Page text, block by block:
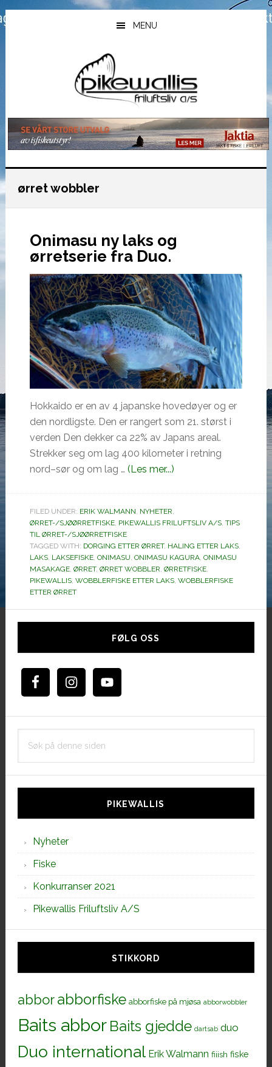
Hopp
til
Hopp
til
Hopp
til
MENU
ørret wobbler
Onimasu ny laks og
ørretserie fra Duo.
Hokkaido er en av 4 japanske hovedøyer og er
den nordligste. Den er rangert som 21. størst i
verden Den dekker ca 22% av Japans areal.
Strekker seg om lag 400 kilometer i retning
nord–sør og om lag … (Les mer...)omOnimasu
og
fra
Duo.
FILED UNDER: ERIK WALMANN, NYHETER,
ØRRET-/SJØØRRETFISKE, PIKEWALLIS FRILUFTSLIV A/S, TIPS
TIL ØRRET-/SJØØRRETFISKE
TAGGED WITH: DORGING ETTER ØRRET, HALING ETTER LAKS,
LAKS, LAKSEFISKE, ONIMASU, ONIMASU KAGURA, ONIMASU
MASAKAGE, ØRRET, ØRRET WOBBLER, ØRRETFISKE,
PIKEWALLIS, WOBBLERFISKE ETTER LAKS, WOBBLERFISKE
ETTER ØRRET
Hoved
FØLG OSS
PIKEWALLIS
Nyheter
Fiske
Konkurranser 2021
Pikewallis Friluftsliv A/S
STIKKORD
abborabborfiske abborfiske på mjøsa abborwobbler
Baits abbor Baits gjedde dartsab duo
Duo international Erik Walmann fiiish fiske